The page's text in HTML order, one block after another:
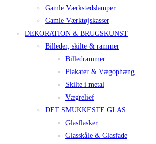
Gamle Værkstedslamper
Gamle Værktøjskasser
DEKORATION & BRUGSKUNST
Billeder, skilte & rammer
Billedrammer
Plakater & Vægophæng
Skilte i metal
Vægrelief
DET SMUKKESTE GLAS
Glasflasker
Glasskåle & Glasfade